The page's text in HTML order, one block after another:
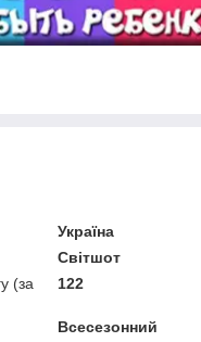
Україна
Світшот
(за
122
Всесезонний